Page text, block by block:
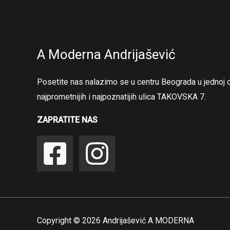
A Moderna Andrijašević
Posetite nas nalazimo se u centru Beograda u jednoj
najprometnijih i najpoznatijih ulica TAKOVSKA 7.
ZAPRATITE NAS
Copyright © 2026 Andrijašević A MODERNA